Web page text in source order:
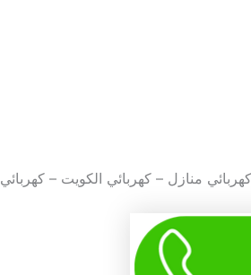
منازل – كهربائي الكويت – كهربائي